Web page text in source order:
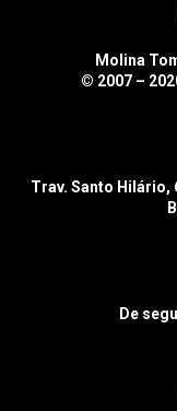
Molina
© 2007 –
Trav. Santo Hilário,
De